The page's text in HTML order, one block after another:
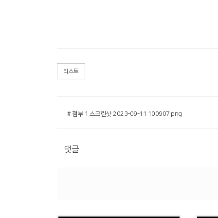
리스트
# 첨부 1.스크린샷 2023-09-11 100907.png
댓글